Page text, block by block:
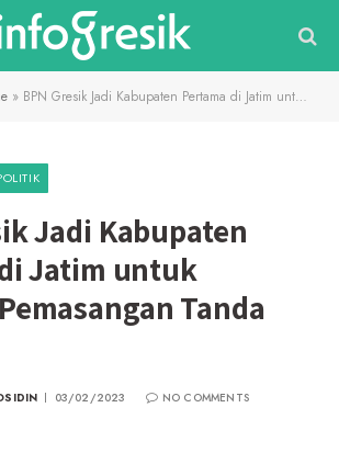
» BPN Gresik Jadi Kabupaten Pertama di Jatim untuk Gerakan Pemasangan Tanda Batas
Jadi Kabupaten
Jatim untuk
Tanda
03/02/2023
NO COMMENTS